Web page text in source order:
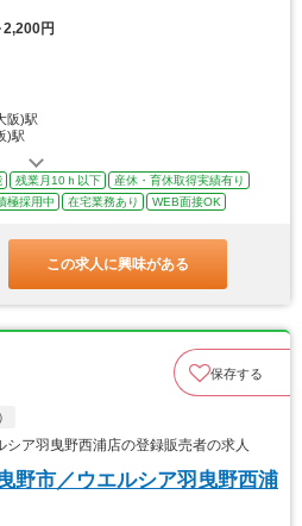
2,200円
阪)駅
)駅
残業月10ｈ以下
産休・育休取得実績有り
極採用中 在宅業務あり WEB面接OK
この求人に興味がある
保存する
ア羽曳野西浦店の登録販売者の求人
野市／ウエルシア羽曳野西浦